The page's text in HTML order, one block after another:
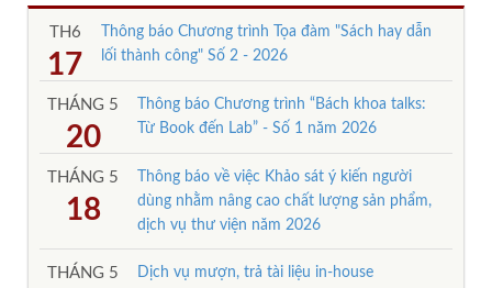
TH6
17
Thông báo Chương trình Tọa đàm "Sách hay dẫn
lối thành công" Số 2 - 2026
THÁNG 5
20
Thông báo Chương trình “Bách khoa talks:
Từ Book đến Lab” - Số 1 năm 2026
THÁNG 5
18
Thông báo về việc Khảo sát ý kiến người
dùng nhằm nâng cao chất lượng sản phẩm,
dịch vụ thư viện năm 2026
THÁNG 5 Dịch vụ mượn, trả tài liệu in-house